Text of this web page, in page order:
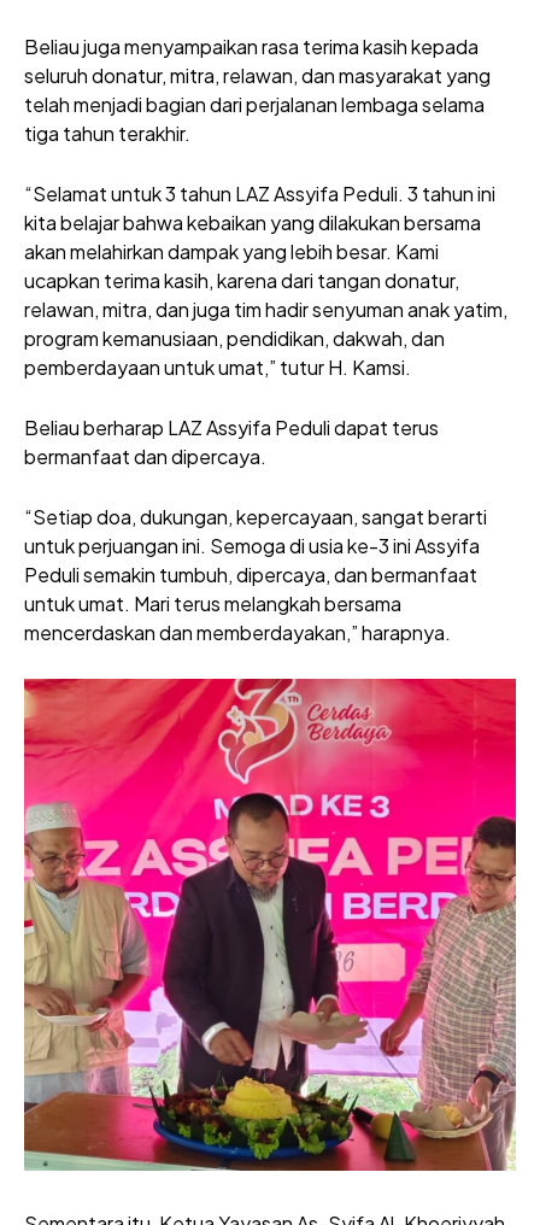
Beliau juga menyampaikan rasa terima kasih kepada
seluruh donatur, mitra, relawan, dan masyarakat yang
telah menjadi bagian dari perjalanan lembaga selama
tiga tahun terakhir.
“Selamat untuk 3 tahun LAZ Assyifa Peduli. 3 tahun ini
kita belajar bahwa kebaikan yang dilakukan bersama
akan melahirkan dampak yang lebih besar. Kami
ucapkan terima kasih, karena dari tangan donatur,
relawan, mitra, dan juga tim hadir senyuman anak yatim,
program kemanusiaan, pendidikan, dakwah, dan
pemberdayaan untuk umat,” tutur H. Kamsi.
Beliau berharap LAZ Assyifa Peduli dapat terus
bermanfaat dan dipercaya.
“Setiap doa, dukungan, kepercayaan, sangat berarti
untuk perjuangan ini. Semoga di usia ke-3 ini Assyifa
Peduli semakin tumbuh, dipercaya, dan bermanfaat
untuk umat. Mari terus melangkah bersama
mencerdaskan dan memberdayakan,” harapnya.